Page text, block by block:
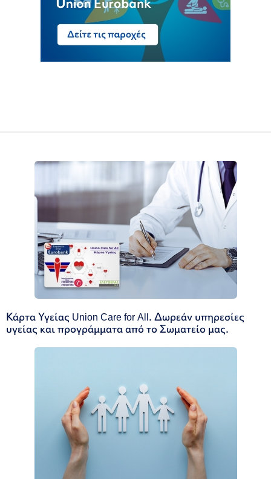
Κάρτα Υγείας Union Care for All. Δωρεάν υπηρεσίες
υγείας και προγράμματα από το Σωματείο μας.